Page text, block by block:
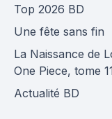
Top 2026 BD
Une fête sans fin
La Naissance de
One Piece, tome
Actualité BD